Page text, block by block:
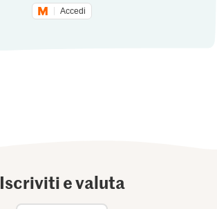
Accedi
Iscriviti e valuta